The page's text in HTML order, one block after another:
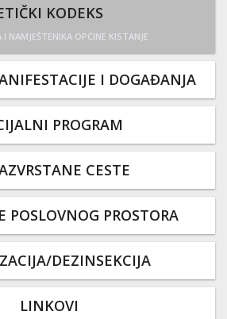
KODEKS
I NAMJEŠTENIKA OPĆINE KISTANJE
I DOGAĐANJA
PROGRAM
CESTE
POSLOVNOG PROSTORA
DEZINSEKCIJA
LINKOVI